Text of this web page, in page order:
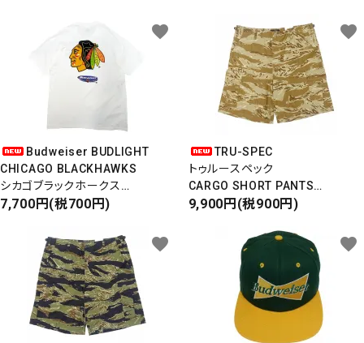
Budweiser BUDLIGHT
CHICAGO BLACKHAWKS
シカゴブラックホークス
半袖Tシャツ
7,700円(税700円)
favorite
TRU-SPEC
トゥルースペック
CARGO SHORT PANTS
カーゴショートパンツ
タイガーカモ
9,900円(税900円)
favorite
favorite favorite